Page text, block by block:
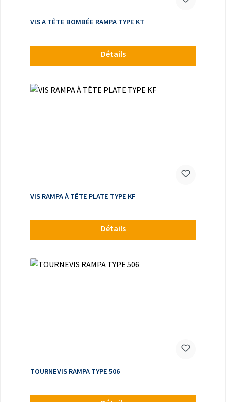
VIS A TÊTE BOMBÉE RAMPA TYPE KT
Détails
VIS RAMPA À TÊTE PLATE TYPE KF
Détails
TOURNEVIS RAMPA TYPE 506